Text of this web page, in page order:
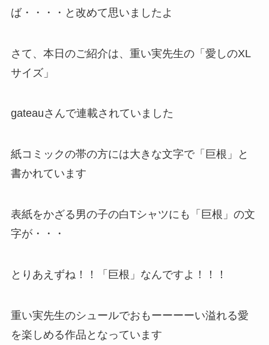
ば・・・・と改めて思いましたよ
さて、本日のご紹介は、重い実先生の「愛しのXL
サイズ」
gateauさんで連載されていました
紙コミックの帯の方には大きな文字で「巨根」と
書かれています
表紙をかざる男の子の白Tシャツにも「巨根」の文
字が・・・
とりあえずね！！「巨根」なんですよ！！！
重い実先生のシュールでおもーーーーい溢れる愛
を楽しめる作品となっています